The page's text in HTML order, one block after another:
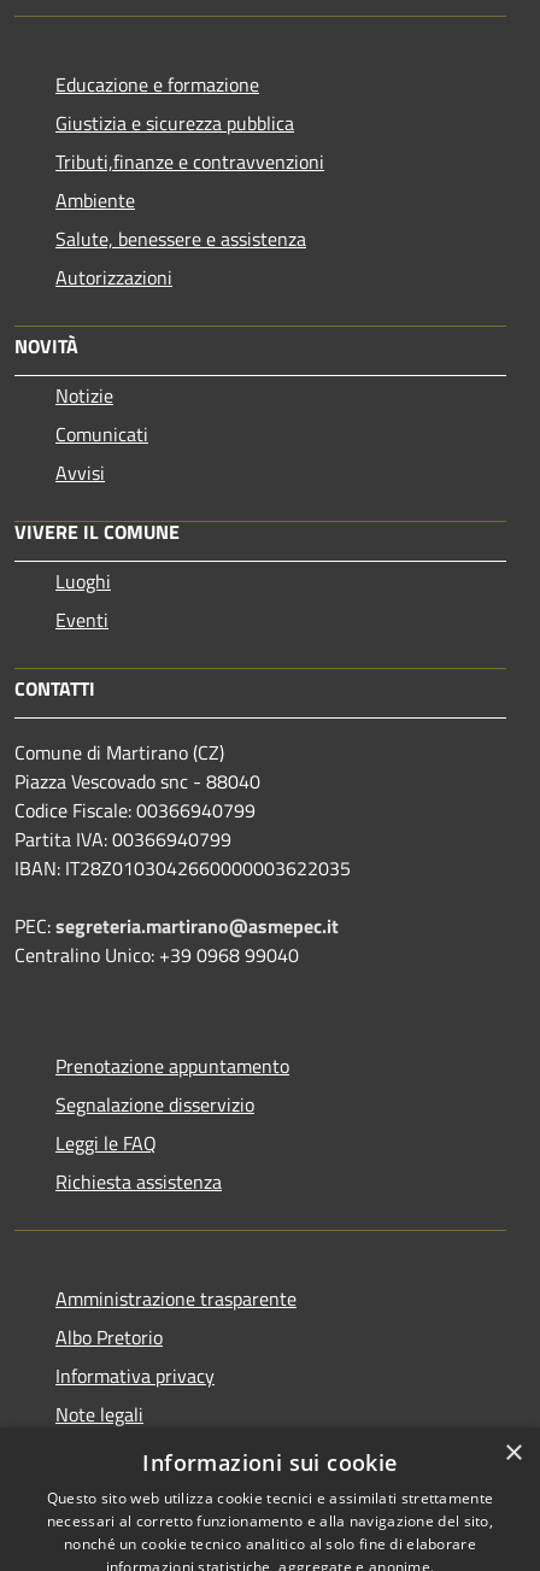
Educazione e formazione
Giustizia e sicurezza pubblica
Tributi,finanze e contravvenzioni
Ambiente
Salute, benessere e assistenza
Autorizzazioni
NOVITÀ
Notizie
Comunicati
Avvisi
VIVERE IL COMUNE
Luoghi
Eventi
CONTATTI
Comune di Martirano (CZ)
Piazza Vescovado snc - 88040
Codice Fiscale: 00366940799
Partita IVA: 00366940799
IBAN: IT28Z0103042660000003622035
PEC:segreteria.martirano@asmepec.it
Centralino Unico: +39 0968 99040
Prenotazione appuntamento
Segnalazione disservizio
Leggi le FAQ
Richiesta assistenza
Amministrazione trasparente
Albo Pretorio
Informativa privacy
Note legali
Dichiarazione di accessibilità
×
Informazioni sui cookie
Questo sito web utilizza cookie tecnici e assimilati strettamente
necessari al corretto funzionamento e alla navigazione del sito,
nonché un cookie tecnico analitico al solo fine di elaborare
informazioni statistiche, aggregate e anonime.